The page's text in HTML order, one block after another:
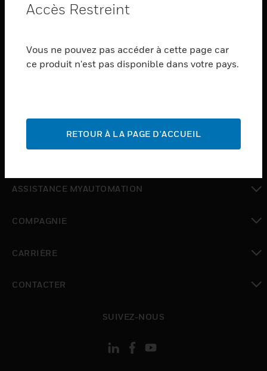
toggle view
SERVICES
toggle view
toggle view
toggle view
ASSISTANCE MYAUTOMATION
COMPAGNIE
CARRIÈRE
CONTACTER
SUIVEZ-NOUS
Accès Restreint
Vous ne pouvez pas accéder à cette page car
ce produit n'est pas disponible dans votre pays.
RETOUR À LA PAGE D'ACCUEIL